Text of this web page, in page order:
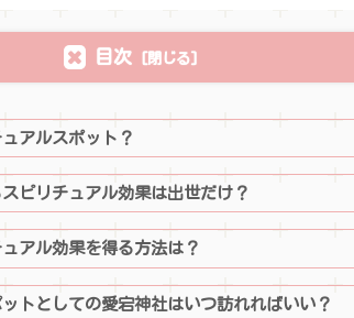
目次
アルスポット？
ピリチュアル効果は出世だけ？
アル効果を得る方法は？
トとしての愛宕神社はいつ訪れればいい？